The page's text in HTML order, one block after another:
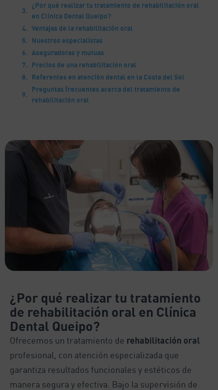
¿Por qué realizar tu tratamiento de rehabilitación oral
en Clínica Dental Queipo?
Ventajas de la rehabilitación oral
Nuestros especialistas
Aseguradoras y mutuas
Precios de una rehabilitación oral
Referentes en atención dental en la Costa del Sol
Preguntas frecuentes acerca del tratamiento de
rehabilitación oral
¿Por qué realizar tu tratamiento
de rehabilitación oral en Clínica
Dental Queipo?
Ofrecemos un tratamiento de rehabilitación oral
profesional, con atención especializada que
garantiza resultados funcionales y estéticos de
manera segura y efectiva. Bajo la supervisión de